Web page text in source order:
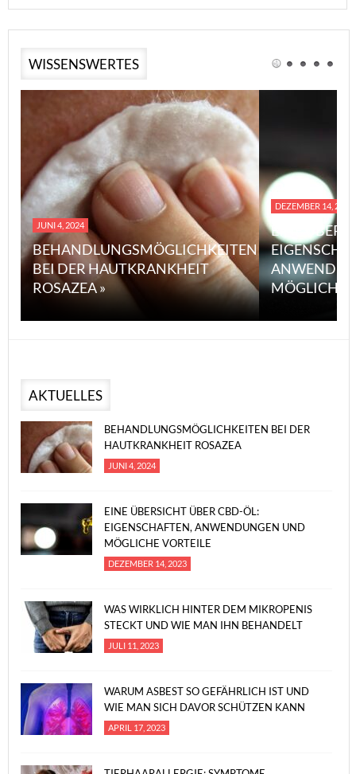
WISSENSWERTES
JUNI 4, 2024
BEHANDLUNGSMÖGLICHKEITEN
BEI DER HAUTKRANKHEIT
ROSAZEA »
DEZEMBER 14, 2023
EINE
MÖGLICHE
AKTUELLES
BEHANDLUNGSMÖGLICHKEITEN BEI DER
HAUTKRANKHEIT ROSAZEA
JUNI 4, 2024
EINE ÜBERSICHT ÜBER CBD-ÖL:
EIGENSCHAFTEN, ANWENDUNGEN UND
MÖGLICHE VORTEILE
DEZEMBER 14, 2023
WAS WIRKLICH HINTER DEM MIKROPENIS
STECKT UND WIE MAN IHN BEHANDELT
JULI 11, 2023
WARUM ASBEST SO GEFÄHRLICH IST UND
WIE MAN SICH DAVOR SCHÜTZEN KANN
APRIL 17, 2023